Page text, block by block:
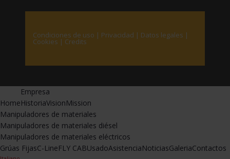
Condiciones de uso | Privacidad | Datos legales |
Cookies | Credits
Home
Empresa
HistoriaVisionMission
Manipuladores de materiales
Manipuladores de materiales diésel
Manipuladores de materiales eléctricos
Grúas FijasC-LineFLY CABUsadoAsistenciaNoticiasGaleriaContactos